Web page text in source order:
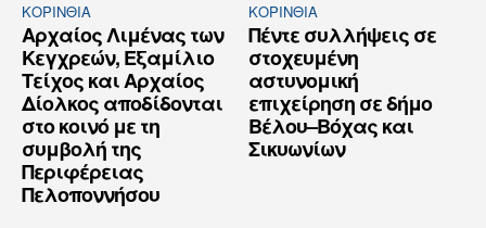
ΚΟΡΙΝΘΊΑ
Αρχαίος Λιμένας των
Κεγχρεών, Εξαμίλιο
Τείχος και Aρχαίος
Δίολκος αποδίδονται
στο κοινό με τη
συμβολή της
Περιφέρειας
Πελοποννήσου
ΚΟΡΙΝΘΊΑ
Πέντε συλλήψεις σε
στοχευμένη
αστυνομική
επιχείρηση σε δήμο
Βέλου–Βόχας και
Σικυωνίων